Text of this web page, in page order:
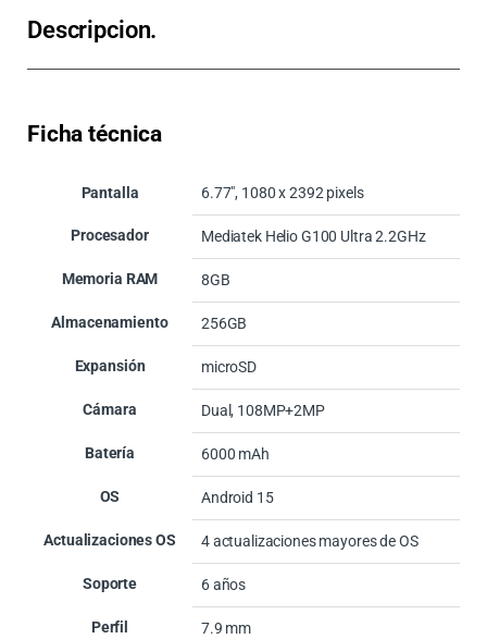
Descripcion.
Ficha técnica
Pantalla 6.77″, 1080 x 2392 pixels
Procesador Mediatek Helio G100 Ultra 2.2GHz
Memoria RAM 8GB
Almacenamiento 256GB
Expansión microSD
Cámara Dual, 108MP+2MP
Batería 6000 mAh
OS Android 15
Actualizaciones OS 4 actualizaciones mayores de OS
Soporte 6 años
Perfil 7.9 mm